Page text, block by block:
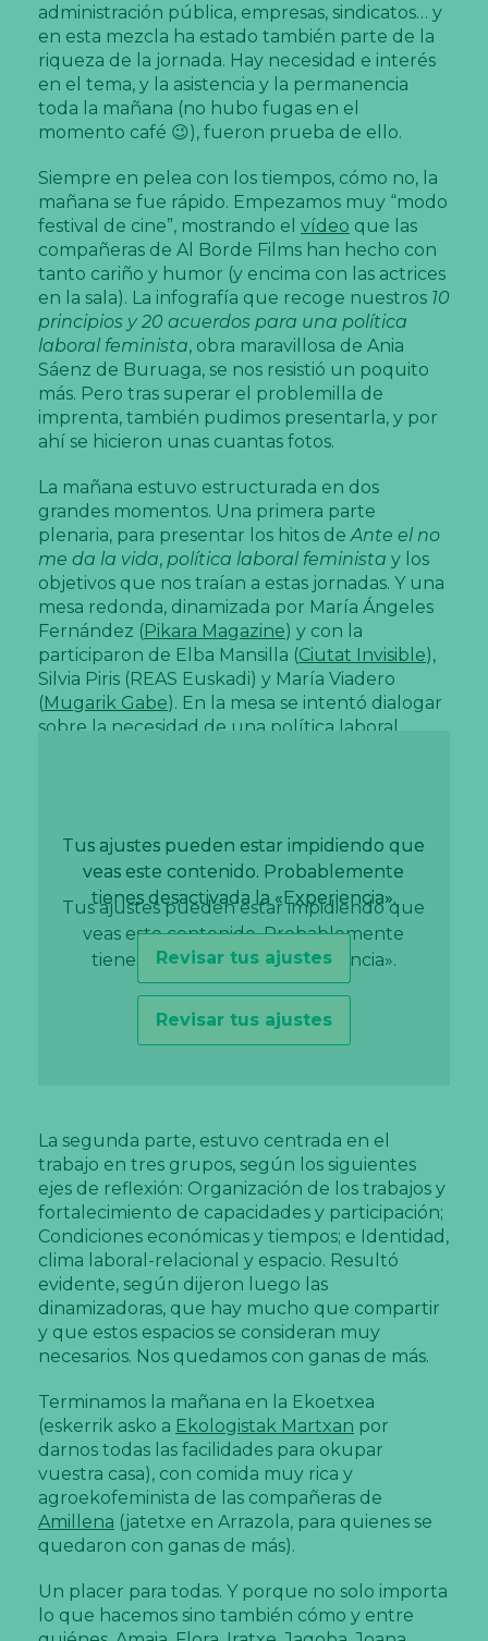
administración pública, empresas, sindicatos… y
en esta mezcla ha estado también parte de la
riqueza de la jornada. Hay necesidad e interés
en el tema, y la asistencia y la permanencia
toda la mañana (no hubo fugas en el
momento café 😉), fueron prueba de ello.
Siempre en pelea con los tiempos, cómo no, la
mañana se fue rápido. Empezamos muy “modo
festival de cine”, mostrando el vídeo que las
compañeras de Al Borde Films han hecho con
tanto cariño y humor (y encima con las actrices
en la sala). La infografía que recoge nuestros 10
principios y 20 acuerdos para una política
laboral feminista, obra maravillosa de Ania
Sáenz de Buruaga, se nos resistió un poquito
más. Pero tras superar el problemilla de
imprenta, también pudimos presentarla, y por
ahí se hicieron unas cuantas fotos.
La mañana estuvo estructurada en dos
grandes momentos. Una primera parte
plenaria, para presentar los hitos deAnte el no
me da la vida, política laboral feminista y los
objetivos que nos traían a estas jornadas. Y una
mesa redonda, dinamizada por María Ángeles
Fernández (Pikara Magazine) y con la
participaron de Elba Mansilla (Ciutat Invisible),
Silvia Piris (REAS Euskadi) y María Viadero
(Mugarik Gabe). En la mesa se intentó dialogar
sobre la necesidad de una política laboral
Tus ajustes pueden estar impidiendo que
veas este contenido. Probablemente
tienes desactivada la «Experiencia».
Revisar tus ajustes
Tus ajustes pueden estar impidiendo que
veas este contenido. Probablemente
tienes desactivada la «Experiencia».
Revisar tus ajustes
Tus ajustes pueden estar impidiendo que
veas este contenido. Probablemente
tienes desactivada la «Experiencia».
Revisar tus ajustes
La segunda parte, estuvo centrada en el
trabajo en tres grupos, según los siguientes
ejes de reflexión: Organización de los trabajos y
fortalecimiento de capacidades y participación;
Condiciones económicas y tiempos; e Identidad,
clima laboral-relacional y espacio. Resultó
evidente, según dijeron luego las
dinamizadoras, que hay mucho que compartir
y que estos espacios se consideran muy
necesarios. Nos quedamos con ganas de más.
Terminamos la mañana en la Ekoetxea
(eskerrik asko a Ekologistak Martxan por
darnos todas las facilidades para okupar
vuestra casa), con comida muy rica y
agroekofeminista de las compañeras de
Amillena (jatetxe en Arrazola, para quienes se
quedaron con ganas de más).
Un placer para todas. Y porque no solo importa
lo que hacemos sino también cómo y entre